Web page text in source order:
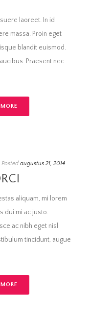
laoreet. In id
massa. Proin eget
blandit euismod.
Praesent nec
Posted augustus 21, 2014
aliquam, mi lorem
dui mi ac justo.
ac nibh eget nisl
tincidunt, augue